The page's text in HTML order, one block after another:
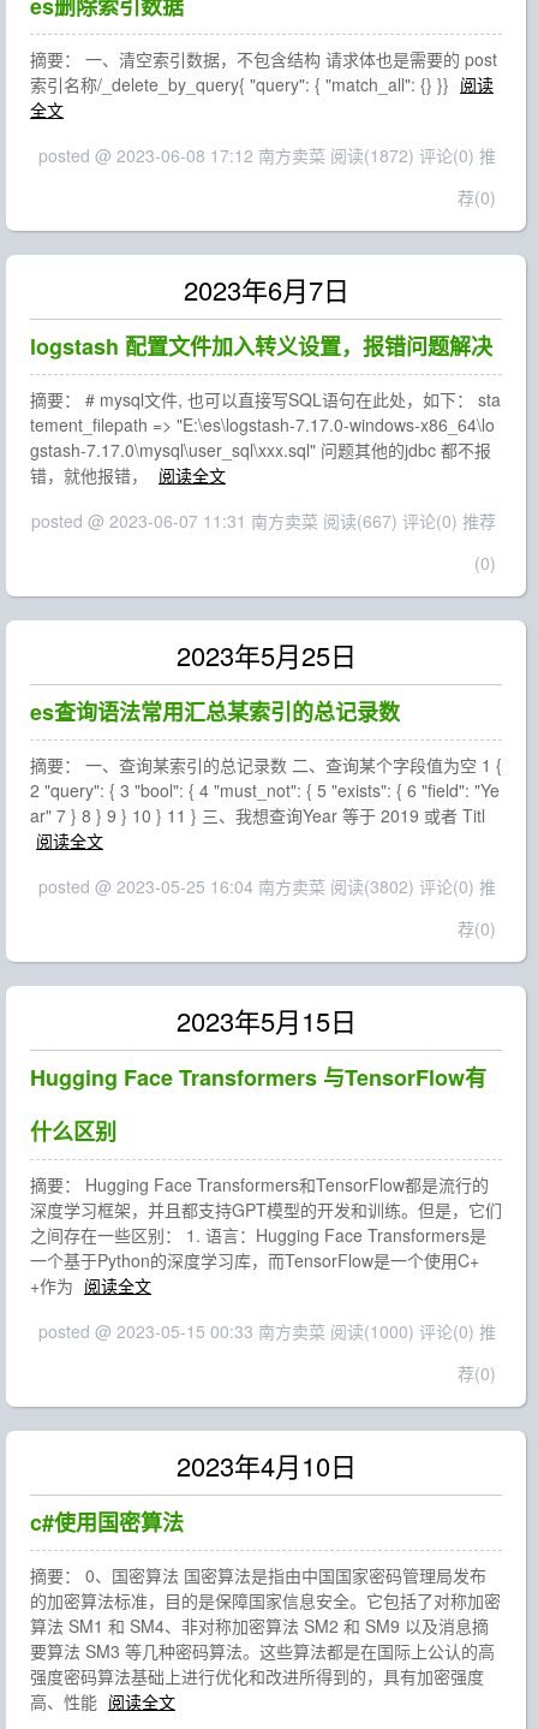
摘要： 一、清空索引数据，不包含结构 请求体也是需要的 post
索引名称/_delete_by_query{ "query": { "match_all": {} }} 阅读
全文
posted @ 2023-06-08 17:12 南方卖菜 阅读(1872) 评论(0) 推
荐(0)
2023年6月7日
logstash 配置文件加入转义设置，报错问题解决
摘要： # mysql文件, 也可以直接写SQL语句在此处，如下： sta
tement_filepath => "E:\es\logstash-7.17.0-windows-x86_64\lo
gstash-7.17.0\mysql\user_sql\xxx.sql" 问题其他的jdbc 都不报
错，就他报错，
阅读全文
posted @ 2023-06-07 11:31 南方卖菜 阅读(667) 评论(0) 推荐
(0)
2023年5月25日
es查询语法常用汇总某索引的总记录数
摘要： 一、查询某索引的总记录数 二、查询某个字段值为空 1 {
2 "query": { 3 "bool": { 4 "must_not": { 5 "exists": { 6 "field": "Ye
ar" 7 } 8 } 9 } 10 } 11 } 三、我想查询Year 等于 2019 或者 Titl
阅读全文
posted @ 2023-05-25 16:04 南方卖菜 阅读(3802) 评论(0) 推
荐(0)
2023年5月15日
Hugging Face Transformers 与TensorFlow有
什么区别
摘要： Hugging Face Transformers和TensorFlow都是流行的
深度学习框架，并且都支持GPT模型的开发和训练。但是，它们
之间存在一些区别： 1. 语言：Hugging Face Transformers是
一个基于Python的深度学习库，而TensorFlow是一个使用C+
+作为 阅读全文
posted @ 2023-05-15 00:33 南方卖菜 阅读(1000) 评论(0) 推
荐(0)
2023年4月10日
c#使用国密算法
摘要： 0、国密算法 国密算法是指由中国国家密码管理局发布
的加密算法标准，目的是保障国家信息安全。它包括了对称加密
算法 SM1 和 SM4、非对称加密算法 SM2 和 SM9 以及消息摘
要算法 SM3 等几种密码算法。这些算法都是在国际上公认的高
强度密码算法基础上进行优化和改进所得到的，具有加密强度
高、性能 阅读全文